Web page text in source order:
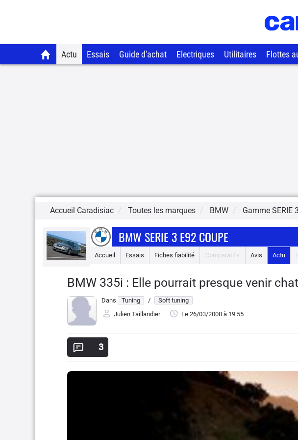
Actu Essais Guide d'achat Electriques Utilitaires Flottes
Accueil Caradisiac Toutes les marques BMW Gamme SERIE 3
BMW SERIE 3 E92 COUPE
Accueil Essais Fiches fiabilité Comparatifs Avis Actu
BMW 335i : Elle pourrait presque venir
Dans Tuning /
Soft tuning
Julien Taillandier
Le 26/03/2008 à 19:55
3